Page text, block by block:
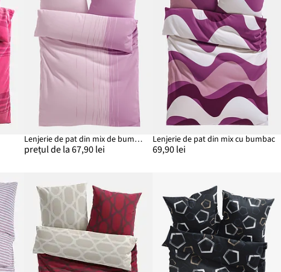
Lenjerie de pat din mix de bumbac
prețul de la 67,90 lei
Lenjerie de pat din mix cu bumbac
69,90 lei